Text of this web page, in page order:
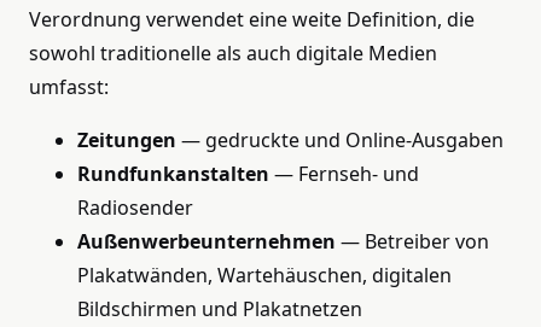
Verordnung verwendet eine weite Definition, die
sowohl traditionelle als auch digitale Medien
umfasst:
Zeitungen — gedruckte und Online-Ausgaben
Rundfunkanstalten — Fernseh- und
Radiosender
Außenwerbeunternehmen — Betreiber von
Plakatwänden, Wartehäuschen, digitalen
Bildschirmen und Plakatnetzen